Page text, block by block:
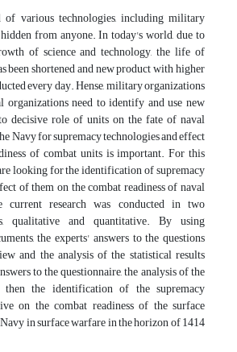
various technologies, including military
from anyone. In today's world, due to
of science and technology, the life of
been shortened and new product with higher
every day. Hense, military organizations
organizations need to identify and use new
decisive role of units on the fate of naval
Navy for supremacy technologies and effect
of combat units is important. For this
looking for the identification of supremacy
of them on the combat readiness of naval
current research was conducted in two
qualitative and quantitative. By using
the experts' answers to the questions
and the analysis of the statistical results
to the questionnaire, the analysis of the
the identification of the supremacy
on the combat readiness of the surface
in surface warfare in the horizon of 1414